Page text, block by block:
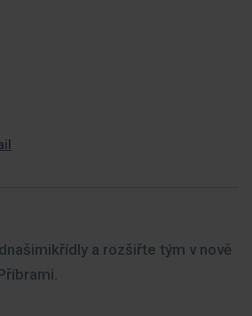
a rozšiřte tým v nově